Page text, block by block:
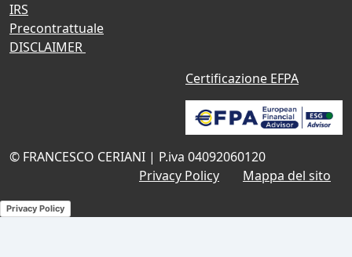
IRS
Precontrattuale
DISCLAIMER
Certificazione EFPA
© FRANCESCO CERIANI | P.iva 04092060120
Privacy Policy
Mappa del sito
Privacy Policy